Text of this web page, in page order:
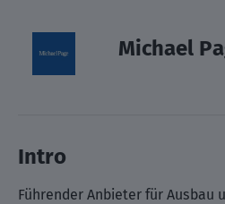
Michael
Intro
Führender Anbieter für Ausbau